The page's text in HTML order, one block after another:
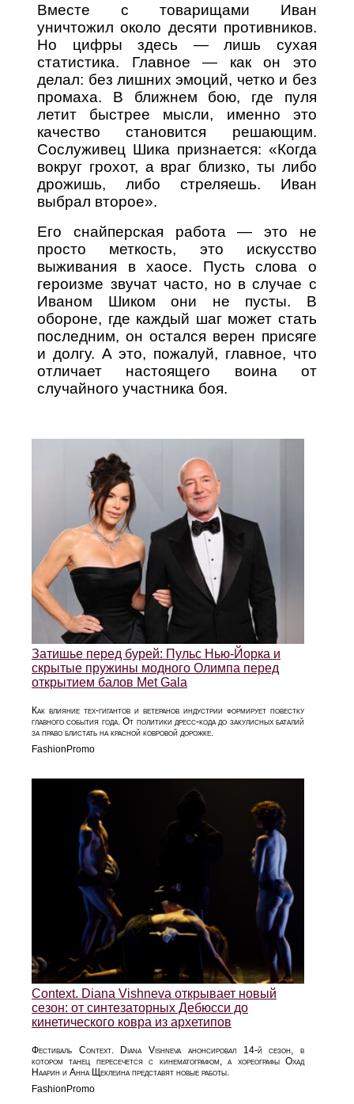
Вместе с товарищами Иван
уничтожил около десяти противников.
Но цифры здесь — лишь сухая
статистика. Главное — как он это
делал: без лишних эмоций, четко и без
промаха. В ближнем бою, где пуля
летит быстрее мысли, именно это
качество становится решающим.
Сослуживец Шика признается: «Когда
вокруг грохот, а враг близко, ты либо
дрожишь, либо стреляешь. Иван
выбрал второе».
Его снайперская работа — это не
просто меткость, это искусство
выживания в хаосе. Пусть слова о
героизме звучат часто, но в случае с
Иваном Шиком они не пусты. В
обороне, где каждый шаг может стать
последним, он остался верен присяге
и долгу. А это, пожалуй, главное, что
отличает настоящего воина от
случайного участника боя.
Затишье перед бурей: Пульс Нью-Йорка и
скрытые пружины модного Олимпа перед
открытием балов Met Gala
Как влияние тех-гигантов и ветеранов индустрии формирует повестку
главного события года. От политики дресс-кода до закулисных баталий
за право блистать на красной ковровой дорожке.
FashionPromo
Context. Diana Vishneva открывает новый
сезон: от синтезаторных Дебюсси до
кинетического ковра из архетипов
Фестиваль Context. Diana Vishneva анонсировал 14-й сезон, в
котором танец пересечется с кинематографом, а хореографы Охад
Наарин и Анна Щеклеина представят новые работы.
FashionPromo